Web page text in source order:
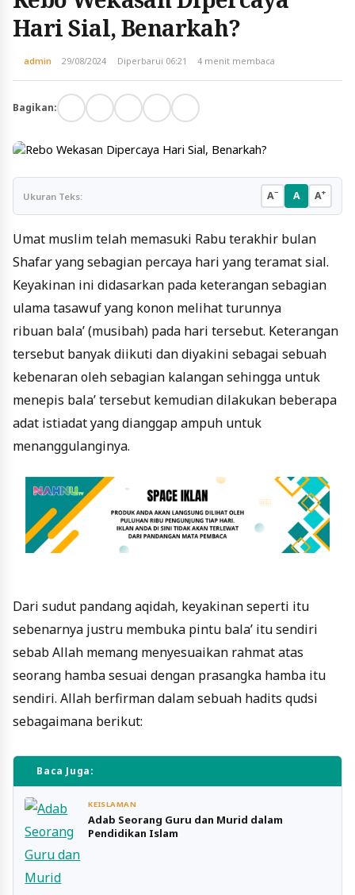
Hari Sial, Benarkah?
admin 29/08/2024 Diperbarui 06:21 4 menit membaca
Bagikan:
Ukuran Teks: A− A A+
Umat muslim telah memasuki Rabu terakhir bulan
Shafar yang sebagian percaya hari yang teramat sial.
Keyakinan ini didasarkan pada keterangan sebagian
ulama tasawuf yang konon melihat turunnya
ribuan bala’ (musibah) pada hari tersebut. Keterangan
tersebut banyak diikuti dan diyakini sebagai sebuah
kebenaran oleh sebagian kalangan sehingga untuk
menepis bala’ tersebut kemudian dilakukan beberapa
adat istiadat yang dianggap ampuh untuk
menanggulanginya.
Dari sudut pandang aqidah, keyakinan seperti itu
sebenarnya justru membuka pintu bala’ itu sendiri
sebab Allah memang menyesuaikan rahmat atas
seorang hamba sesuai dengan prasangka hamba itu
sendiri. Allah berfirman dalam sebuah hadits qudsi
sebagaimana berikut:
Baca Juga:
KEISLAMAN
Adab Seorang Guru dan Murid dalam
Pendidikan Islam